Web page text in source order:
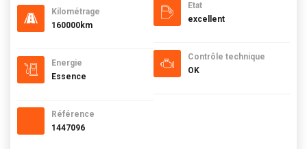
Kilométrage
160000km
Energie
Essence
Référence
1447096
Etat
excellent
Contrôle technique
OK